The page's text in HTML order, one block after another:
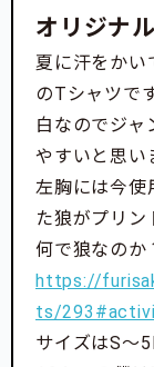
オリジナ
夏に汗をかい
のTシャツです
白なのでジャ
やすいと思い
左胸には今使
た狼がプリン
何で狼なの
https://
ts/
サイズはS〜